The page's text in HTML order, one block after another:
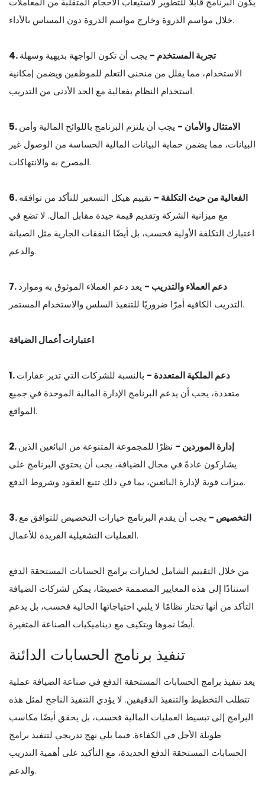
خلال مواسم الذروة وخارج مواسم الذروة دون المساس بالأداء.
4. تجربة المستخدم - يجب أن تكون الواجهة بديهية وسهلة
الاستخدام، مما يقلل من منحنى التعلم للموظفين ويضمن إمكانية
استخدام النظام بفعالية مع الحد الأدنى من التدريب.
5. الامتثال والأمان - يجب أن يلتزم البرنامج باللوائح المالية وأمن
البيانات، مما يضمن حماية البيانات المالية الحساسة من الوصول غير
المصرح به والانتهاكات.
6. الفعالية من حيث التكلفة - تقييم هيكل التسعير للتأكد من توافقه
مع ميزانية الشركة وتقديم قيمة جيدة مقابل المال. لا تضع في
اعتبارك التكلفة الأولية فحسب، بل أيضًا النفقات الجارية مثل الصيانة
والدعم.
7. دعم العملاء والتدريب - يعد دعم العملاء الموثوق به وموارد
التدريب الكافية أمرًا ضروريًا للتنفيذ السلس والاستخدام المستمر.
اعتبارات أعمال الضيافة
1. دعم الملكية المتعددة - بالنسبة للشركات التي تدير عقارات
متعددة، يجب أن يدعم البرنامج الإدارة المالية الموحدة في جميع
المواقع.
2. إدارة الموردين - نظرًا للمجموعة المتنوعة من البائعين الذين
يشاركون عادةً في مجال الضيافة، يجب أن يحتوي البرنامج على
ميزات قوية لإدارة البائعين، بما في ذلك تتبع العقود وشروط الدفع.
3. التخصيص - يجب أن يقدم البرنامج خيارات التخصيص للتوافق مع
العمليات التشغيلية الفريدة للأعمال.
من خلال التقييم الشامل لخيارات برامج الحسابات المستحقة الدفع
استنادًا إلى هذه المعايير المصممة خصيصًا، يمكن لشركات الضيافة
التأكد من أنها تختار نظامًا لا يلبي احتياجاتها الحالية فحسب، بل يدعم
أيضًا نموها ويتكيف مع ديناميكيات الصناعة المتغيرة.
تنفيذ برنامج الحسابات الدائنة
يعد تنفيذ برامج الحسابات المستحقة الدفع في صناعة الضيافة عملية
تتطلب التخطيط والتنفيذ الدقيقين. لا يؤدي التنفيذ الناجح لمثل هذه
البرامج إلى تبسيط العمليات المالية فحسب، بل يحقق أيضًا مكاسب
طويلة الأجل في الكفاءة. فيما يلي نهج تدريجي لتنفيذ برامج
الحسابات المستحقة الدفع الجديدة، مع التأكيد على أهمية التدريب
والدعم.